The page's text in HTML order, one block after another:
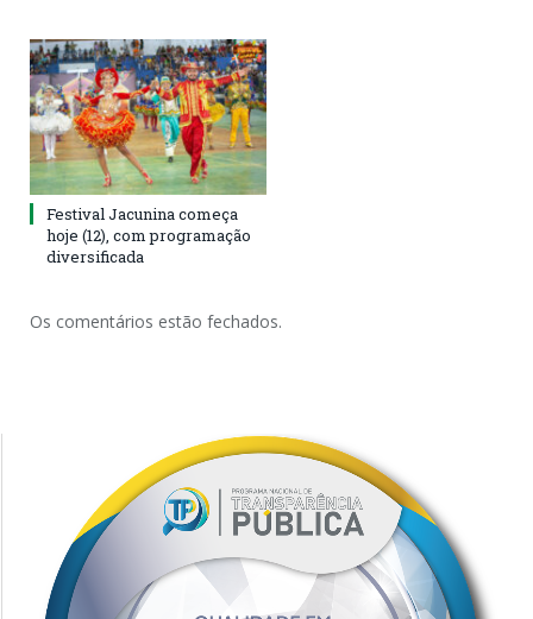
Festival Jacunina começa
hoje (12), com programação
diversificada
Os comentários estão fechados.